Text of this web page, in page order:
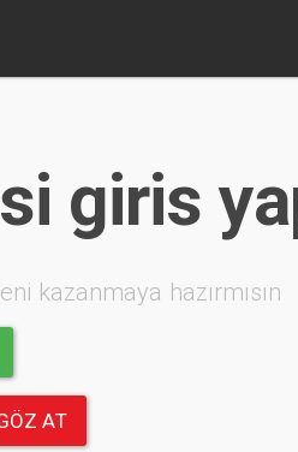
giris
kazanmaya hazırmısın
AT